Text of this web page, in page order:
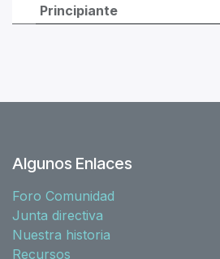
Principiante
Algunos Enlaces
Foro Comunidad
Junta directiva
Nuestra historia
Recursos